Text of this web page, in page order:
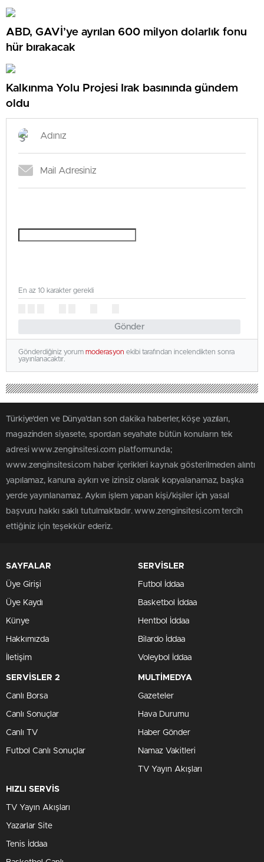
ABD, GAVİ’ye ayrılan 600 milyon dolarlık fonu
hür bırakacak
Kalkınma Yolu Projesi Irak basınında gündem
oldu
Gönder
En az 10 karakter gerekli
Gönderdiğiniz yorum moderasyon ekibi tarafından incelendikten sonra
yayınlanacaktır.
Türkiye'den ve Dünya’dan son dakika haberler, köşe yazıları,
magazinden siyasete, spordan seyahate bütün konuların tek
adresi www.zenginsitesi.com platformunda;
www.zenginsitesi.com haber içerikleri kaynak gösterilmeden alıntı
yapılamaz, kanuna aykırı ve izinsiz olarak kopyalanamaz, başka
yerde yayınlanamaz. Aykırı işlem yapan kişi/kişiler için yasal
başvuru hakkı saklı tutulmaktadır. www.zenginsitesi.com tercih
ettiğiniz için teşekkür ederiz.
SAYFALAR
Üye Girişi
Üye Kaydı
Künye
Hakkımızda
İletişim
SERVİSLER
Futbol İddaa
Basketbol İddaa
Hentbol İddaa
Bilardo İddaa
Voleybol İddaa
SERVİSLER 2
Canlı Borsa
Canlı Sonuçlar
Canlı TV
Futbol Canlı Sonuçlar
MULTİMEDYA
Gazeteler
Hava Durumu
Haber Gönder
Namaz Vakitleri
TV Yayın Akışları
HIZLI SERVİS
TV Yayın Akışları
Yazarlar Site
Tenis İddaa